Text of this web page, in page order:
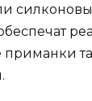
приманки